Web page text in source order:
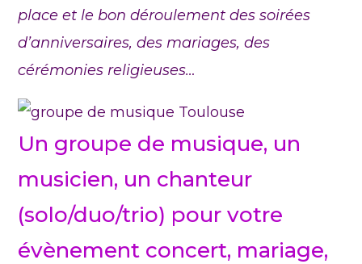
place et le bon déroulement des soirées
d’anniversaires, des mariages, des
cérémonies religieuses…
Un groupe de musique, un
musicien, un chanteur
(solo/duo/trio) pour votre
évènement concert, mariage,